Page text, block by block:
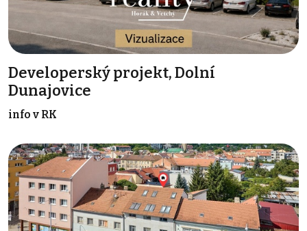
Developerský projekt, Dolní
Dunajovice
info v RK